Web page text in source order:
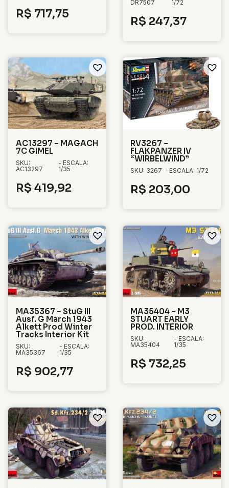
R$ 717,75
DR7507
1/72
R$ 247,37
AC13297 – MAGACH
7C GIMEL
SKU:
AC13297
- ESCALA:
1/35
R$ 419,92
RV3267 –
FLAKPANZER IV
“WIRBELWIND”
SKU: 3267 - ESCALA: 1/72
R$ 203,00
MA35367 – StuG III
Ausf. G March 1943
Alkett Prod Winter
Tracks Interior Kit
SKU:
MA35367
- ESCALA:
1/35
R$ 902,77
MA35404 – M3
STUART EARLY
PROD. INTERIOR
SKU:
MA35404
- ESCALA:
1/35
R$ 732,25